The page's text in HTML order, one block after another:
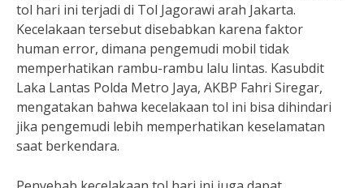
tol hari ini terjadi di Tol Jagorawi arah Jakarta.
Kecelakaan tersebut disebabkan karena faktor
human error, dimana pengemudi mobil tidak
memperhatikan rambu-rambu lalu lintas. Kasubdit
Laka Lantas Polda Metro Jaya, AKBP Fahri Siregar,
mengatakan bahwa kecelakaan tol ini bisa dihindari
jika pengemudi lebih memperhatikan keselamatan
saat berkendara.